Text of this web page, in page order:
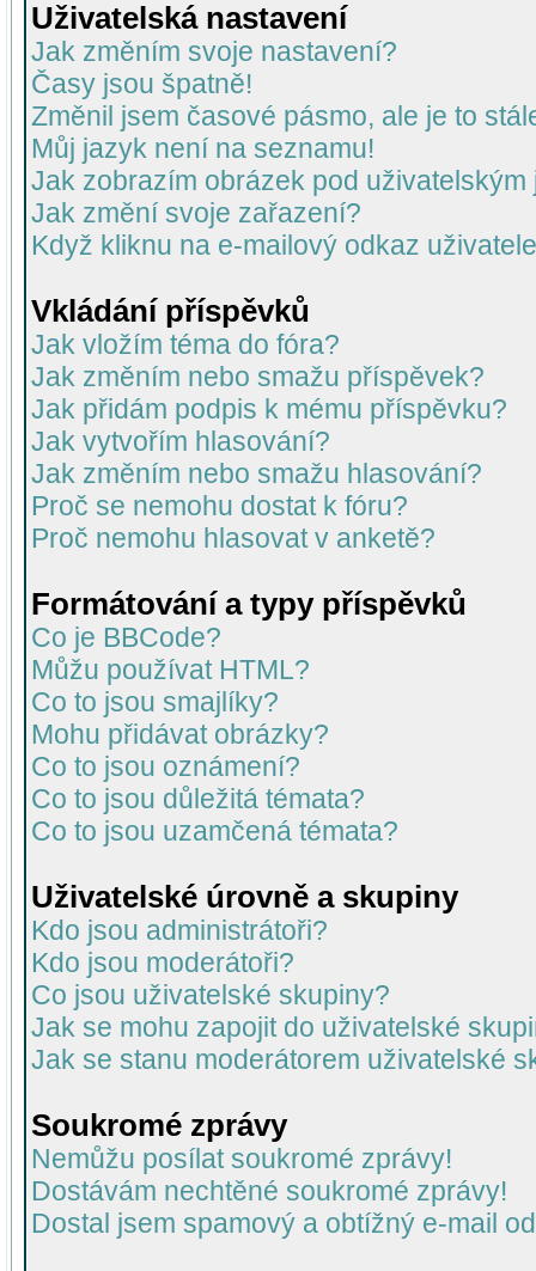
Uživatelská nastavení
Jak změním svoje nastavení?
Časy jsou špatně!
Změnil jsem časové pásmo, ale je to
Můj jazyk není na seznamu!
Jak zobrazím obrázek pod uživatelským
Jak změní svoje zařazení?
Když kliknu na e-mailový odkaz
Vkládání příspěvků
Jak vložím téma do fóra?
Jak změním nebo smažu příspěvek?
Jak přidám podpis k mému příspěvku?
Jak vytvořím hlasování?
Jak změním nebo smažu hlasování?
Proč se nemohu dostat k fóru?
Proč nemohu hlasovat v anketě?
Formátování a typy příspěvků
Co je BBCode?
Můžu používat HTML?
Co to jsou smajlíky?
Mohu přidávat obrázky?
Co to jsou oznámení?
Co to jsou důležitá témata?
Co to jsou uzamčená témata?
Uživatelské úrovně a skupiny
Kdo jsou administrátoři?
Kdo jsou moderátoři?
Co jsou uživatelské skupiny?
Jak se mohu zapojit do uživatelské
Jak se stanu moderátorem uživatelské
Soukromé zprávy
Nemůžu posílat soukromé zprávy!
Dostávám nechtěné soukromé zprávy!
Dostal jsem spamový a obtížný e-mail